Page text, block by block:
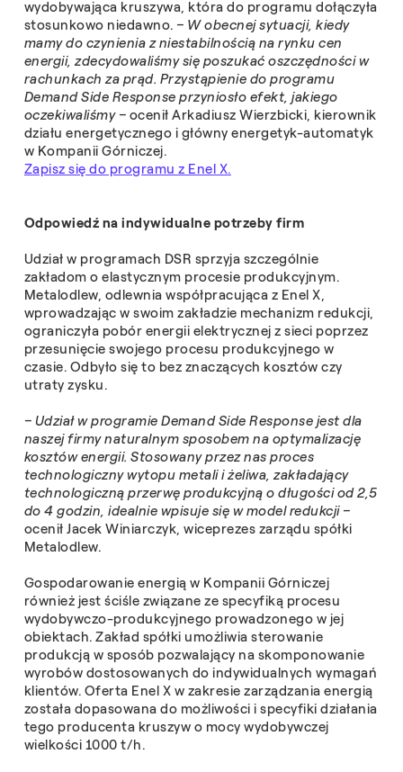
wydobywająca kruszywa, która do programu dołączyła
stosunkowo niedawno. – W obecnej sytuacji, kiedy
mamy do czynienia z niestabilnością na rynku cen
energii, zdecydowaliśmy się poszukać oszczędności w
rachunkach za prąd. Przystąpienie do programu
Demand Side Response przyniosło efekt, jakiego
oczekiwaliśmy – ocenił Arkadiusz Wierzbicki, kierownik
działu energetycznego i główny energetyk-automatyk
w Kompanii Górniczej.
Zapisz się do programu z Enel X.
Odpowiedź na indywidualne potrzeby firm
Udział w programach DSR sprzyja szczególnie
zakładom o elastycznym procesie produkcyjnym.
Metalodlew, odlewnia współpracująca z Enel X,
wprowadzając w swoim zakładzie mechanizm redukcji,
ograniczyła pobór energii elektrycznej z sieci poprzez
przesunięcie swojego procesu produkcyjnego w
czasie. Odbyło się to bez znaczących kosztów czy
utraty zysku.
– Udział w programie Demand Side Response jest dla
naszej firmy naturalnym sposobem na optymalizację
kosztów energii. Stosowany przez nas proces
technologiczny wytopu metali i żeliwa, zakładający
technologiczną przerwę produkcyjną o długości od 2,5
do 4 godzin, idealnie wpisuje się w model redukcji –
ocenił Jacek Winiarczyk, wiceprezes zarządu spółki
Metalodlew.
Gospodarowanie energią w Kompanii Górniczej
również jest ściśle związane ze specyfiką procesu
wydobywczo-produkcyjnego prowadzonego w jej
obiektach. Zakład spółki umożliwia sterowanie
produkcją w sposób pozwalający na skomponowanie
wyrobów dostosowanych do indywidualnych wymagań
klientów. Oferta Enel X w zakresie zarządzania energią
została dopasowana do możliwości i specyfiki działania
tego producenta kruszyw o mocy wydobywczej
wielkości 1000 t/h.